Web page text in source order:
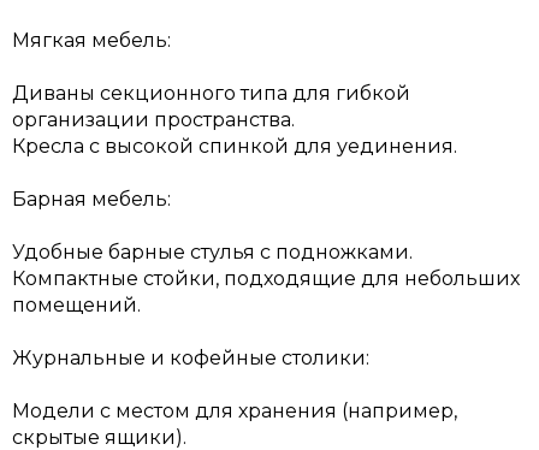
Мягкая мебель:
Диваны секционного типа для гибкой
организации пространства.
Кресла с высокой спинкой для уединения.
Барная мебель:
Удобные барные стулья с подножками.
Компактные стойки, подходящие для небольших
помещений.
Журнальные и кофейные столики:
Модели с местом для хранения (например,
скрытые ящики).